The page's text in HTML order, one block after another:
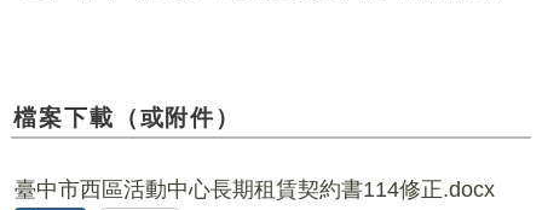
檔案下載（或附件）
臺中市西區活動中心長期租賃契約書114修正.docx